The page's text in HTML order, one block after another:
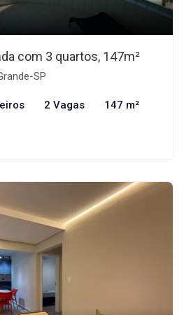
com 3 quartos, 147m²
SP
2 Vagas 147 m²